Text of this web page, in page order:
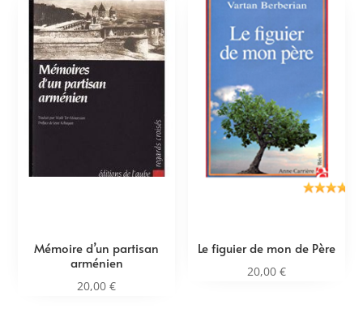
Mémoire d’un partisan
arménien
20,00€
Le figuier de mon de Père
20,00 €